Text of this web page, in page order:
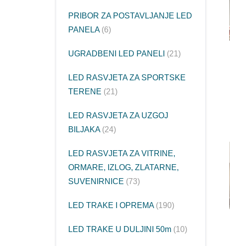
PRIBOR ZA POSTAVLJANJE LED
PANELA 6
UGRADBENI LED PANELI 21
LED RASVJETA ZA SPORTSKE
TERENE
21
LED RASVJETA ZA UZGOJ
BILJAKA 24
LED RASVJETA ZA VITRINE,
ORMARE, IZLOG, ZLATARNE,
SUVENIRNICE
73
LED TRAKE I OPREMA 190
LED TRAKE U DULJINI 50m 10